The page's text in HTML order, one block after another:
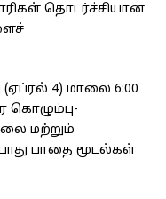
தொடர்ச்சியான
4) மாலை 6:00
கொழும்பு-
மற்றும்
பாதை மூடல்கள்